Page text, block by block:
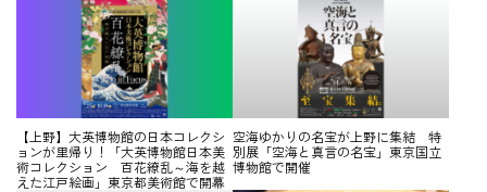
【上野】大英博物館の日本コレクシ
ョンが里帰り！「大英博物館日本美
術コレクション 百花繚乱～海を越
えた江戸絵画」東京都美術館で開幕
空海ゆかりの名宝が上野に集結 特
別展「空海と真言の名宝」東京国立
博物館で開催